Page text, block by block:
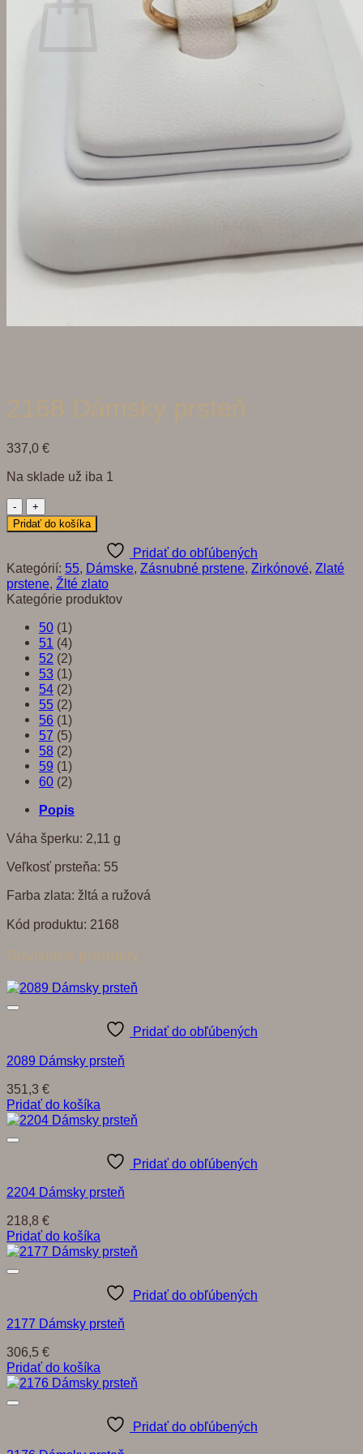
2168 Dámsky prsteň
337,0 €
Na sklade už iba 1
množstvo
2168
Dámsky
Pridať do košíka
Pridať do obľúbených
Kategórií: 55 Dámske Zásnubné prstene Zirkónové Zlaté
prstene Žlté zlato
Kategórie produktov
50 (1)
51 (4)
52 (2)
53 (1)
54 (2)
55 (2)
56 (1)
57 (5)
58 (2)
59 (1)
60 (2)
Popis
Váha šperku: 2,11 g
Veľkosť prsteňa: 55
Farba zlata: žltá a ružová
Kód produktu: 2168
Súvisiace produkty
Pridať do obľúbených
2089 Dámsky prsteň
351,3 €
Pridať do košíka
Pridať do obľúbených
2204 Dámsky prsteň
218,8 €
Pridať do košíka
Pridať do obľúbených
2177 Dámsky prsteň
306,5 €
Pridať do košíka
Pridať do obľúbených